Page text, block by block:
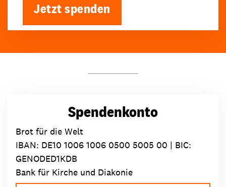
Jetzt spenden
Spendenkonto
Brot für die Welt
IBAN: DE10 1006 1006 0500 5005 00 | BIC:
GENODED1KDB
Bank für Kirche und Diakonie